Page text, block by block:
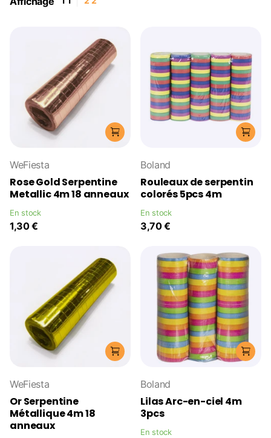
WeFiesta
Rose Gold Serpentine
Metallic 4m 18 anneaux
En stock
1,30 €
Boland
Rouleaux de serpentin
colorés 5pcs 4m
En stock
3,70 €
WeFiesta
Or Serpentine
Métallique 4m 18
anneaux
Boland
Lilas Arc-en-ciel 4m
3pcs
En stock